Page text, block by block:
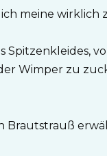
meine wirklich
Spitzenkleides,
Wimper zu
Brautstrauß